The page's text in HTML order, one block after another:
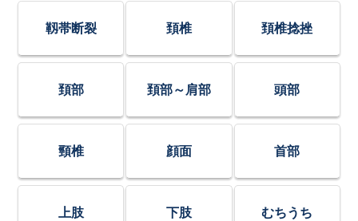
靱帯断裂 頚椎 頚椎捻挫
頚部 頚部～肩部 頭部
頸椎 顔面 首部
上肢 下肢 むちうち